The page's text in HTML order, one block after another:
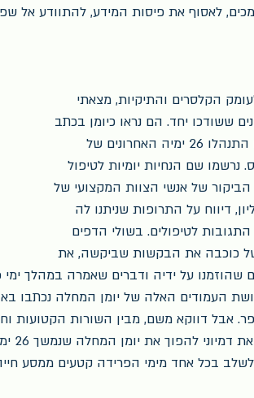
לאסוף את פיסות המידע, להתוודע אל
הקלסרים והתיקיות, מצאתי
ששודכו יחד. הם נראו כיומן בכתב
יד נשי, בין דפיו התנהלו 26 ימיה האחרונים של
נרשמו שם הנחיות יומיות לטיפול
הביקור של אנשי הצוות המקצועי של
דיווח על התרופות שניתנו לה
התגובות לטיפולים. בשולי הדפים
כוכבה את הבקשות שביקשה, את
שהוזמנו על ידיה ודברים שאמרה במהלך
העמודים האלה של יומן המחלה נכתבו
אבל דווקא משם, מבין השורות הקטועות
בכל אחד מימי הפרידה קטעים ממסע חייה,